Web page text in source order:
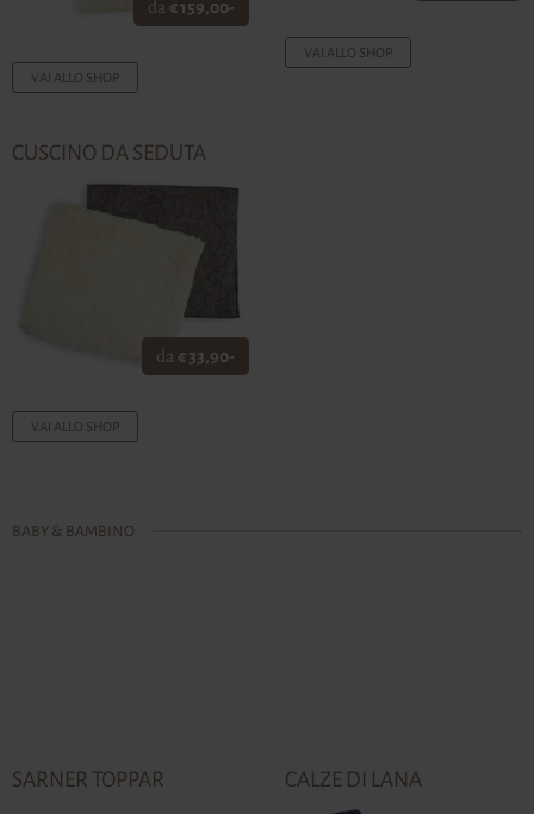
da € 159,00-
VAI ALLO SHOP
VAI ALLO SHOP
CUSCINO DA SEDUTA
da € 33,90-
VAI ALLO SHOP
BABY & BAMBINO
SARNER TOPPAR CALZE DI LANA